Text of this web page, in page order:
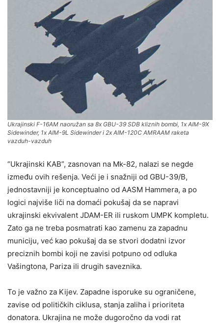
Ukrajinski F-16AM naoružan sa 8x GBU-39 SDB kliznih bombi, 1x AIM-9X
Sidewinder, 1x AIM-9L Sidewinder i 2x AIM-120C AMRAAM raketa
vazduh-vazduh
“Ukrajinski KAB”, zasnovan na Mk-82, nalazi se negde
između ovih rešenja. Veći je i snažniji od GBU-39/B,
jednostavniji je konceptualno od AASM Hammera, a po
logici najviše liči na domaći pokušaj da se napravi
ukrajinski ekvivalent JDAM-ER ili ruskom UMPK kompletu.
Zato ga ne treba posmatrati kao zamenu za zapadnu
municiju, već kao pokušaj da se stvori dodatni izvor
preciznih bombi koji ne zavisi potpuno od odluka
Vašingtona, Pariza ili drugih saveznika.
To je važno za Kijev. Zapadne isporuke su ograničene,
zavise od političkih ciklusa, stanja zaliha i prioriteta
donatora. Ukrajina ne može dugoročno da vodi rat